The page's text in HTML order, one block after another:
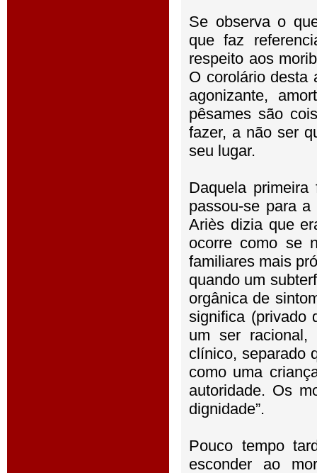
Se observa o
que faz
respeito aos
O corolário desta
agonizante,
pêsames são
fazer, a não ser
seu lugar.
Daquela
passou-se para
Ariès dizia que
ocorre como se
familiares mais
quando um
orgânica de
significa (privado
um ser
clínico, separado
como uma
autoridade. Os
dignidade”.
Pouco tempo
esconder ao